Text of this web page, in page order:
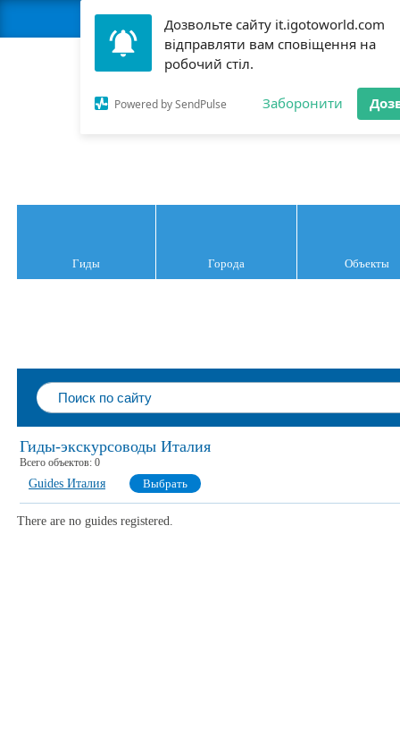
Дозвольте сайту it.igotoworld.com
відправляти вам сповіщення на
робочий стіл.
Powered by SendPulse Заборонити
Стать гидом
Италия
Гиды Города Объекты
Гиды-экскурсоводы Италия
Всего объектов: 0
Guides Италия Выбрать
There are no guides registered.